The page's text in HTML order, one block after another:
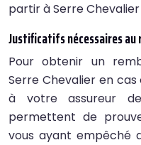
partir à Serre
Justificatifs nécessaires au
Pour obtenir un
Serre Chevalier en cas
à votre assureur
permettent de
vous ayant